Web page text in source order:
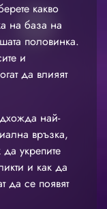
какво
на база на
половинка.
и
да влияят
най-
връзка,
укрепите
и как да
да се появят